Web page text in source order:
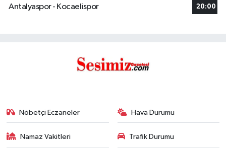
Antalyaspor - Kocaelispor 20:00
Nöbetçi Eczaneler Hava Durumu
Namaz Vakitleri Trafik Durumu